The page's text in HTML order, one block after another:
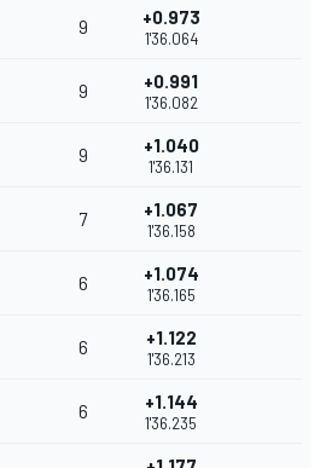
9 +0.973
1'36.064
9 +0.991
1'36.082
9 +1.040
1'36.131
7 +1.067
1'36.158
6 +1.074
1'36.165
6 +1.122
1'36.213
6 +1.144
1'36.235